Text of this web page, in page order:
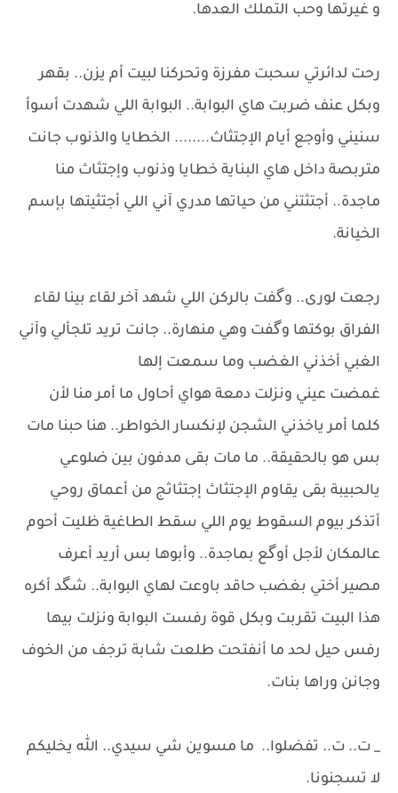
و غيرتها وحب التملك العدها.
رحت لدائرتي سحبت مفرزة وتحركنا لبيت أم يزن.. بقهر
وبكل عنف ضربت هاي البوابة.. البوابة اللي شهدت أسوأ
سنيني وأوجع أيام الإجتثاث........ الخطايا والذنوب جانت
متربصة داخل هاي البناية خطايا وذنوب وإجتثاث منا
ماجدة.. أجتثتني من حياتها مدري آني اللي أجتثيتها بإسم
الخيانة.
رجعت لورى.. وگفت بالركن اللي شهد آخر لقاء بينا لقاء
الفراق بوكتها وگفت وهي منهارة.. جانت تريد تلجألي وآني
الغبي أخذني الغضب وما سمعت إلها
​غمضت عيني ونزلت دمعة هواي أحاول ما أمر منا لأن
كلما أمر ياخذني الشجن لإنكسار الخواطر.. هنا حبنا مات
بس هو بالحقيقة.. ما مات بقى مدفون بين ضلوعي
يالحبيبة بقى يقاوم الإجتثاث إجتثاثج من أعماق روحي
أتذكر بيوم السقوط يوم اللي سقط الطاغية ظليت أحوم
عالمكان لأجل أوگع بماجدة.. وأبوها بس أريد أعرف
مصير أختي ​بغضب حاقد باوعت لهاي البوابة.. شگد أكره
هذا البيت تقربت وبكل قوة رفست البوابة ونزلت بيها
رفس حيل لحد ما أنفتحت ​طلعت شابة ترجف من الخوف
وجانن وراها بنات.
_ ت.. ت.. تفضلوا.. ما مسوين شي سيدي.. الله يخليكم
لا تسجنونا.